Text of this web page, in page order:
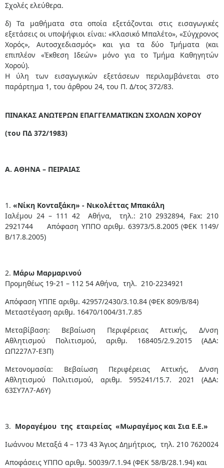
Σχολές ελεύθερα.
δ) Τα μαθήματα στα οποία εξετάζονται στις εισαγωγικές
εξετάσεις οι υποψήφιοι είναι: «Κλασικό Μπαλέτο», «Σύγχρονος
Χορός», Αυτοσχεδιασμός» και για τα δύο Τμήματα (και
επιπλέον «Έκθεση Ιδεών» μόνο για το Τμήμα Καθηγητών
Χορού).
Η ύλη των εισαγωγικών εξετάσεων περιλαμβάνεται στο
παράρτημα 1, του άρθρου 24, του Π. Δ/τος 372/83.
ΠΙΝΑΚΑΣ ΑΝΩΤΕΡΩΝ ΕΠΑΓΓΕΛΜΑΤΙΚΩΝ ΣΧΟΛΩΝ ΧΟΡΟΥ
(του ΠΔ 372/1983)
Α. ΑΘΗΝΑ – ΠΕΙΡΑΙΑΣ
1. «Νίκη Κονταξάκη» - Νικολέττας Μπακάλη
Ιαλέμου 24 – ​​111 42 Αθήνα, τηλ.: 210 2932894, Fax: 210
2921744 Απόφαση ΥΠΠΟ αριθμ. 63973/5.8.2005 (ΦΕΚ 1149/
Β/17.8.2005)
2. Μάρω Μαρμαρινού
Προμηθέως 19-21 – 112 54 Αθήνα, τηλ. 210-2234921
Απόφαση ΥΠΠΕ αριθμ. 42957/2430/3.10.84 (ΦΕΚ 809/Β/84)
Μεταστέγαση αριθμ. 16470/1004/31.7.85
Μεταβίβαση: Βεβαίωση Περιφέρειας Αττικής, Δ/νση
Αθλητισμού Πολιτισμού, αριθμ. 168405/2.9.2015 (ΑΔΑ:
ΩΠ227Λ7-Ε3Π)
Μετονομασία: Βεβαίωση Περιφέρειας Αττικής, Δ/νση
Αθλητισμού Πολιτισμού, αριθμ. 595241/15.7. 2021 (ΑΔΑ:
63ΣΥ7Λ7-Α6Υ)
3. Μοραγέμου της εταιρείας «Μωραγέμος και Σια Ε.Ε.»
Ιωάννου Μεταξά 4 – 173 43 Άγιος Δημήτριος, τηλ. 210 7620024
Αποφάσεις ΥΠΠΟ αριθμ. 50039/7.1.94 (ΦΕΚ 58/Β/28.1.94) και